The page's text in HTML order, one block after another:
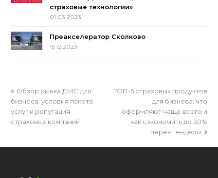
страховые технологии»
01.03.2023
Преакселератор Сколково
15.12.2023
previous
post:
Обзор рынка ДМС для
бизнеса: условия пакета
услуг и репутация
страховых компаний
next
ТОП-5 страховых продуктов
для бизнеса: что
оформляют чаще всего и
как сэкономить до 30%
через тендеры